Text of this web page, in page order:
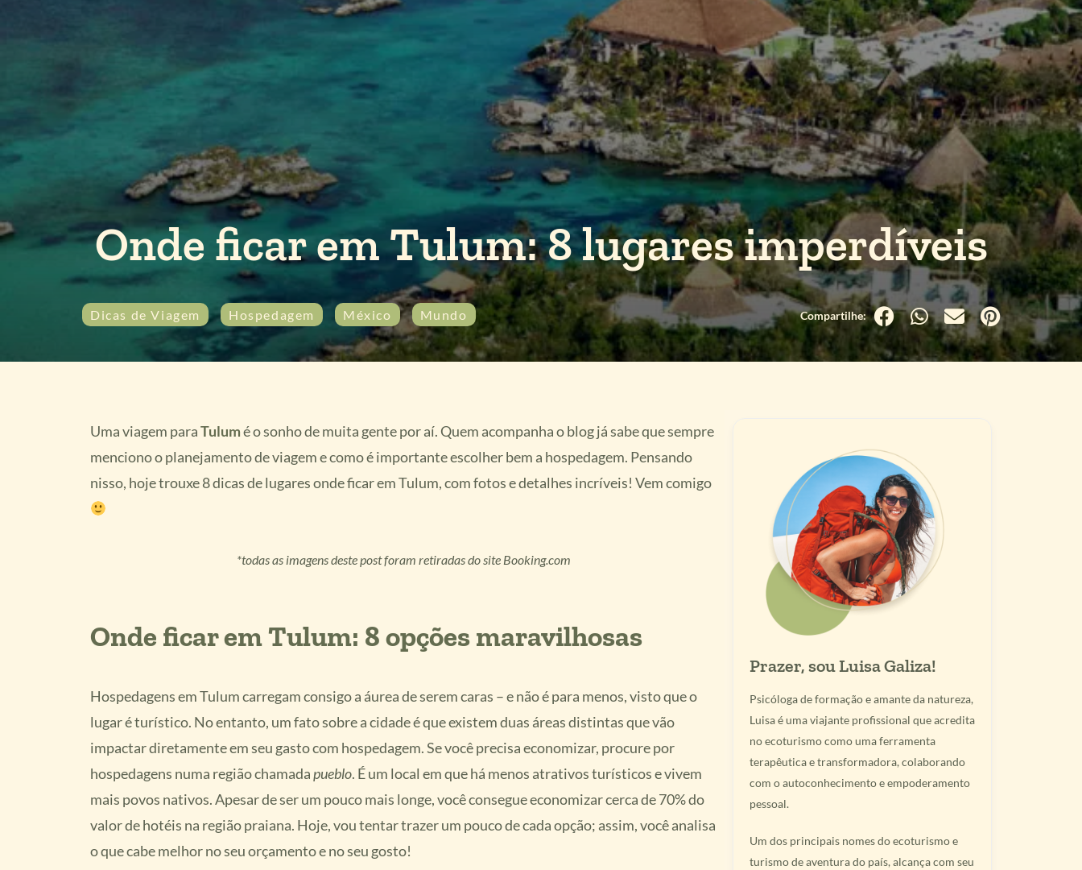
Onde ficar em Tulum: 8 lugares imperdíveis
Dicas de Viagem Hospedagem México Mundo
Uma viagem paraTulumé o sonho de muita gente por aí. Quem acompanha o blog já sabe que sempre
menciono o planejamento de viagem e como é importante escolher bem a hospedagem. Pensando
nisso, hoje trouxe 8 dicas de lugares onde ficar em Tulum, com fotos e detalhes incríveis! Vem comigo
*todas as imagens deste post foram retiradas do site Booking.com
Onde ficar em Tulum: 8 opções maravilhosas
Hospedagens em Tulum carregam consigo a áurea de serem caras – e não é para menos, visto que o
lugar é turístico. No entanto, um fato sobre a cidade é que existem duas áreas distintas que vão
impactar diretamente em seu gasto com hospedagem. Se você precisa economizar, procure por
hospedagens numa região chamadapueblo. É um local em que há menos atrativos turísticos e vivem
mais povos nativos. Apesar de ser um pouco mais longe, você consegue economizar cerca de 70% do
valor de hotéis na região praiana. Hoje, vou tentar trazer um pouco de cada opção; assim, você analisa
o que cabe melhor no seu orçamento e no seu gosto!
Prazer, sou Luisa Galiza!
Psicóloga de formação e amante da natureza,
Luisa é uma viajante profissional que acredita
no ecoturismo como uma ferramenta
terapêutica e transformadora, colaborando
com o autoconhecimento e empoderamento
pessoal.
Um dos principais nomes do ecoturismo e
turismo de aventura do país, alcança com seu